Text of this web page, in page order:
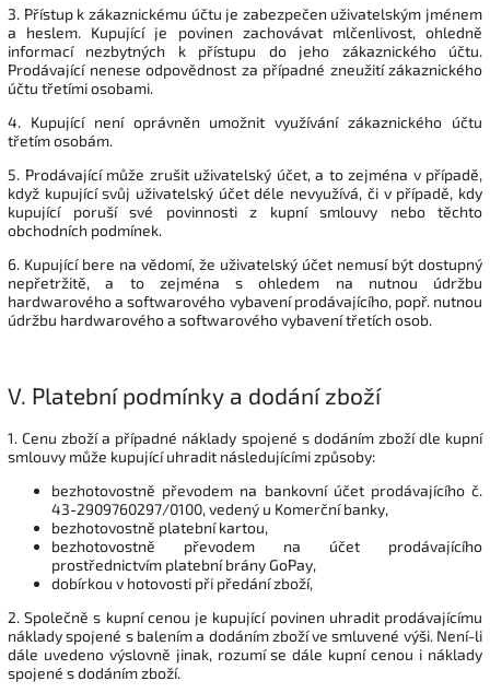
3. Přístup k zákaznickému účtu je zabezpečen uživatelským jménem
a heslem. Kupující je povinen zachovávat mlčenlivost, ohledně
informací nezbytných k přístupu do jeho zákaznického účtu.
Prodávající nenese odpovědnost za případné zneužití zákaznického
účtu třetími osobami.
4. Kupující není oprávněn umožnit využívání zákaznického účtu
třetím osobám.
5. Prodávající může zrušit uživatelský účet, a to zejména v případě,
když kupující svůj uživatelský účet déle nevyužívá, či v případě, kdy
kupující poruší své povinnosti z kupní smlouvy nebo těchto
obchodních podmínek.
6. Kupující bere na vědomí, že uživatelský účet nemusí být dostupný
nepřetržitě, a to zejména s ohledem na nutnou údržbu
hardwarového a softwarového vybavení prodávajícího, popř. nutnou
údržbu hardwarového a softwarového vybavení třetích osob.
V. Platební podmínky a dodání zboží
1. Cenu zboží a případné náklady spojené s dodáním zboží dle kupní
smlouvy může kupující uhradit následujícími způsoby:
bezhotovostně převodem na bankovní účet prodávajícího č.
43-2909760297/0100, vedený u Komerční banky,
bezhotovostně platební kartou,
bezhotovostně převodem na účet prodávajícího
prostřednictvím platební brány GoPay,
dobírkou v hotovosti při předání zboží,
2. Společně s kupní cenou je kupující povinen uhradit prodávajícímu
náklady spojené s balením a dodáním zboží ve smluvené výši. Není-li
dále uvedeno výslovně jinak, rozumí se dále kupní cenou i náklady
spojené s dodáním zboží.